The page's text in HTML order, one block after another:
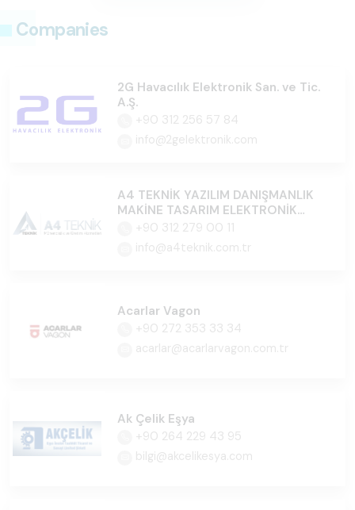
Companies
2G Havacılık Elektronik San. ve Tic.
A.Ş.
+90 312 256 57 84
info@2gelektronik.com
A4 TEKNİK YAZILIM DANIŞMANLIK
MAKİNE TASARIM ELEKTRONİK
İTH.İHR.SAN.TİC.LTD.ŞTİ.
+90 312 279 00 11
info@a4teknik.com.tr
Acarlar Vagon
+90 272 353 33 34
acarlar@acarlarvagon.com.tr
Ak Çelik Eşya
+90 264 229 43 95
bilgi@akcelikesya.com